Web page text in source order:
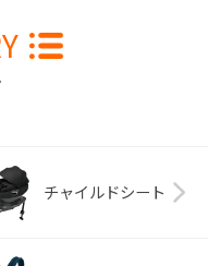
チャイルドシート